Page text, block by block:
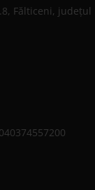
Fălticeni, judeţul